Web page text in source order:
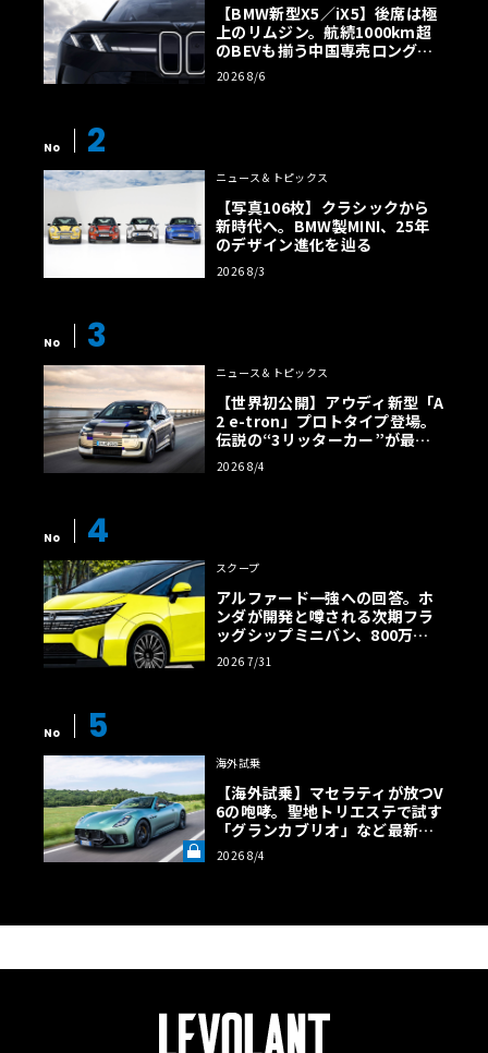
【BMW新型X5／iX5】後席は極
上のリムジン。航続1000km超
のBEVも揃う中国専売ロング仕
様の全貌
2026 8/6
No 2
ニュース＆トピックス
【写真106枚】クラシックから
新時代へ。BMW製MINI、25年
のデザイン進化を辿る
2026 8/3
No 3
ニュース＆トピックス
【世界初公開】アウディ新型「A
2 e-tron」プロトタイプ登場。
伝説の“3リッターカー”が最高
効率エントリーBEVとして復活
【画像38枚】
2026 8/4
No 4
スクープ
アルファード一強への回答。ホ
ンダが開発と噂される次期フラ
ッグシップミニバン、800万円
超の勝算【予想CG】
2026 7/31
No 5
海外試乗
【海外試乗】マセラティが放つV
6の咆哮。聖地トリエステで試す
「グランカブリオ」など最新ト
ロフェオ3台の官能評価《LE VO
LANT LAB》
2026 8/4